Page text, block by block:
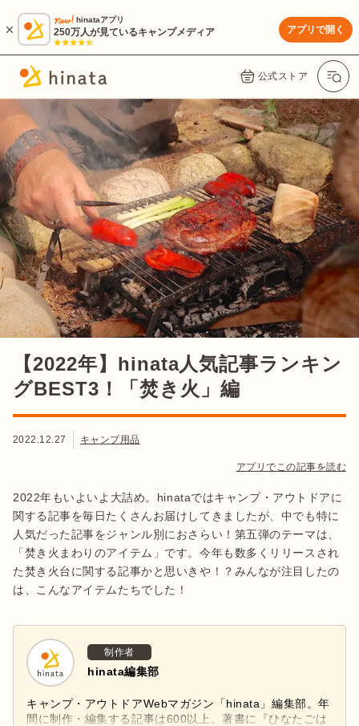
hinataアプリ
250万人が見ているキャンプメディア アプリで開く
公式ストア
【2022年】hinata人気記事ランキン
グBEST3！「焚き火」編
2022.12.27 キャンプ用品
アプリでこの記事を読む
2022年もいよいよ大詰め。hinataではキャンプ・アウトドアに
関する記事を毎日たくさんお届けしてきましたが、中でも特に
人気だった記事をジャンル別におさらい！第五弾のテーマは、
「焚き火まわりのアイテム」です。今年も数多くリリースされ
た焚き火台に関する記事かと思いきや！？みんなが注目したの
は、こんなアイテムたちでした！
制作者
hinata編集部
キャンプ・アウトドアWebマガジン「hinata」編集部。年
間に制作・編集する記事は600以上。著書に『ひなたごは